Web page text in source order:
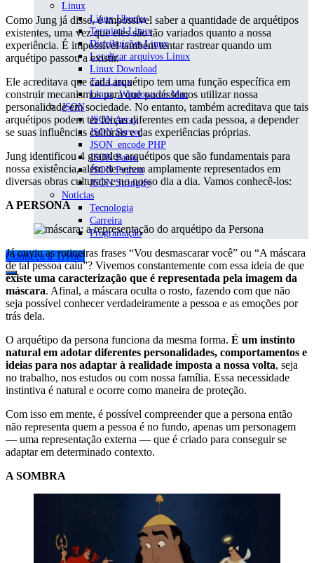
Linux
Linux Ubuntu
Terminal Linux
Distribuições Linux
Localizar arquivos Linux
Linux Download
Tail Linux
Linux, Windows ou Mac
JSON
JSON Array
JSON Server
JSON_encode PHP
JSON Parse
JSON Python
JSON Stringify
Notícias
Tecnologia
Carreira
Programação
Conheça a Trybe!
Como Jung já disse, é impossível saber a quantidade de arquétipos
existentes, uma vez que eles são tão variados quanto a nossa
experiência. É impossível também tentar rastrear quando um
arquétipo passou a existir.
Ele acreditava que cada arquétipo tem uma função específica em
construir mecanismos para que pudéssemos utilizar nossa
personalidade em sociedade. No entanto, também acreditava que tais
arquétipos podem ter forças diferentes em cada pessoa, a depender
se suas influências culturais e das experiências próprias.
Jung identificou 4 grandes arquétipos que são fundamentais para
nossa existência, além de serem amplamente representados em
diversas obras culturais e no nosso dia a dia. Vamos conhecê-los:
A PERSONA
Já ouviu as rotineiras frases “Vou desmascarar você” ou “A máscara
de tal pessoa caiu”? Vivemos constantemente com essa ideia de que
existe uma caracterização que é representada pela imagem da
máscara. Afinal, a máscara oculta o rosto, fazendo com que não
seja possível conhecer verdadeiramente a pessoa e as emoções por
trás dela.
O arquétipo da persona funciona da mesma forma. É um instinto
natural em adotar diferentes personalidades, comportamentos e
ideias para nos adaptar à realidade imposta a nossa volta, seja
no trabalho, nos estudos ou com nossa família. Essa necessidade
instintiva é natural e ocorre como maneira de proteção.
Com isso em mente, é possível compreender que a persona então
não representa quem a pessoa é no fundo, apenas um personagem
— uma representação externa — que é criado para conseguir se
adaptar em determinado contexto.
A SOMBRA